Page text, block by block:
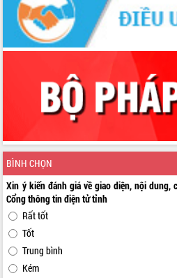
BÌNH CHỌN
Xin ý kiến đánh giá về giao diện, nội
Cổng thông tin điện tử tỉnh
Rất tốt
Tốt
Trung bình
Kém